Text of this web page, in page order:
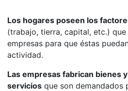
Los hogares poseen los
(trabajo, tierra, capital, etc.) que
empresas para que éstas
actividad.
Las empresas fabrican bienes
servicios que son demandados